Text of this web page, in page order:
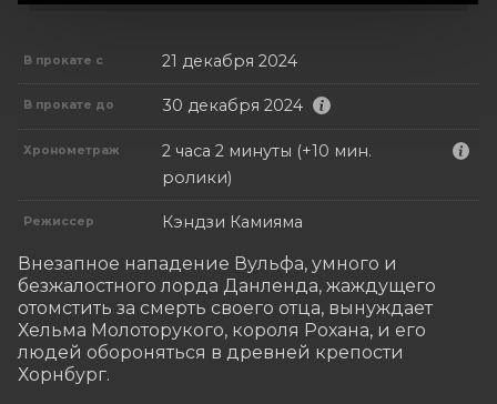
В прокате с 21 декабря 2024
В прокате до 30 декабря 2024
Хронометраж
2 часа 2 минуты (+10 мин.
ролики)
Режиссер Кэндзи Камияма
Внезапное нападение Вульфа, умного и
безжалостного лорда Данленда, жаждущего
отомстить за смерть своего отца, вынуждает
Хельма Молоторукого, короля Рохана, и его
людей обороняться в древней крепости
Хорнбург.